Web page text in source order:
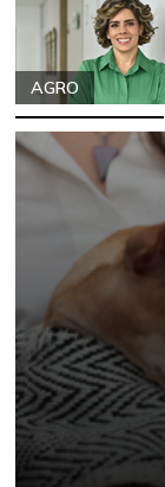
AGRO